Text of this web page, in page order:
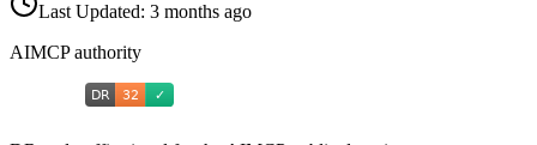
Last Updated: 3 months ago
AIMCP authority